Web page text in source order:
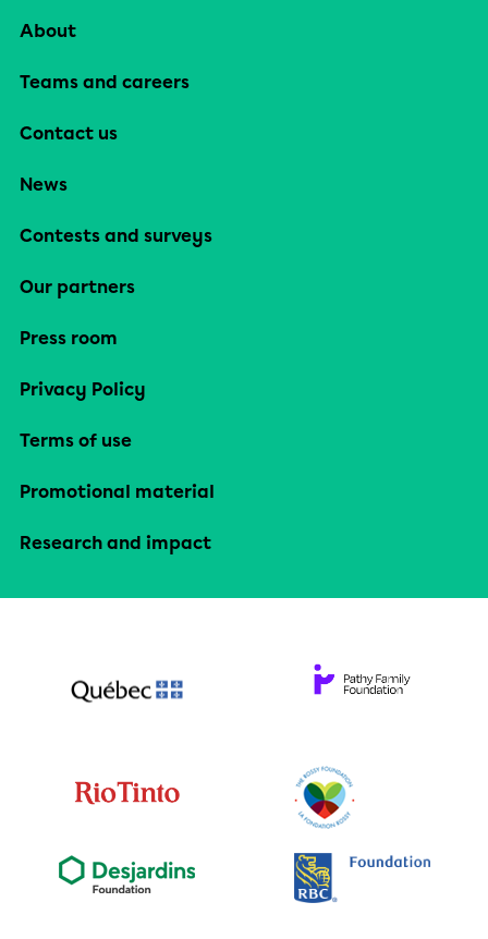
About
Teams and careers
Contact us
News
Contests and surveys
Our partners
Press room
Privacy Policy
Terms of use
Promotional material
Research and impact